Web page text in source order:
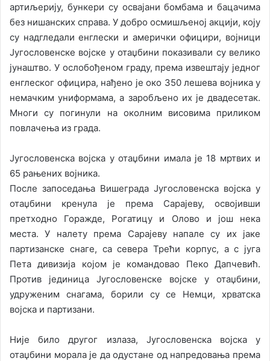
артиљерију, бункери су освајани бомбама и бацачима
без нишанских справа. У добро осмишљеној акцији, коју
су надгледали енглески и амерички официри, војници
Југословенске војске у отаџбини показивали су велико
јунаштво. У ослобођеном граду, према извештају једног
енглеског официра, нађено је око 350 лешева војника у
немачким униформама, а заробљено их је двадесетак.
Многи су погинули на околним висовима приликом
повлачења из града.
Југословенска војска у отаџбини имала је 18 мртвих и
65 рањених војника.
После запоседања Вишеграда Југословенска војска у
отаџбини кренула је према Сарајеву, освојивши
претходно Горажде, Рогатицу и Олово и још нека
места. У налету према Сарајеву напале су их јаке
партизанске снаге, са севера Трећи корпус, а с југа
Пета дивизија којом је командовао Пеко Дапчевић.
Против јединица Југословенске војске у отаџбини,
удруженим снагама, борили су се Немци, хрватска
војска и партизани.
Није било другог излаза, Југословенска војска у
отаџбини морала је да одустане од напредовања према